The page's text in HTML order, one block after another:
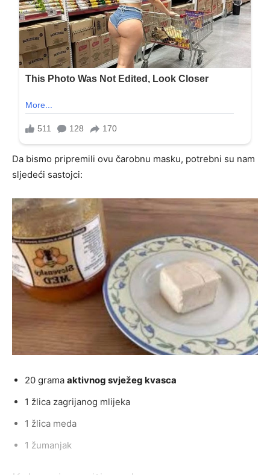
Da bismo pripremili ovu čarobnu masku, potrebni su nam
sljedeći sastojci:
20 grama aktivnog svježeg kvasca
1 žlica zagrijanog mlijeka
1 žlica meda
1 žumanjak